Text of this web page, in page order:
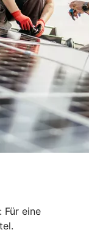
Für eine